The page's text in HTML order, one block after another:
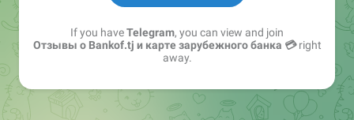
If you haveTelegram, you can view and join
Отзывы о Bankof.tj и карте зарубежного банка 💳right
away.